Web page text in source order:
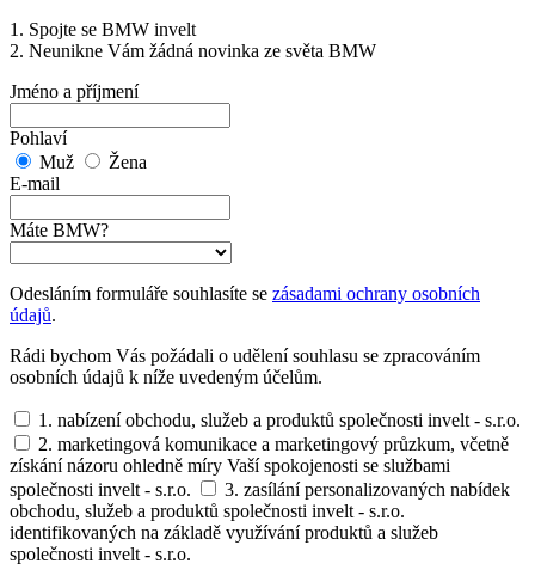
1. Spojte se BMW invelt
2. Neunikne Vám žádná novinka ze světa BMW
Jméno a příjmení
Pohlaví
Muž
Žena
E-mail
Máte BMW?
Odesláním formuláře souhlasíte se zásadami ochrany osobních
údajů.
Rádi bychom Vás požádali o udělení souhlasu se zpracováním
osobních údajů k níže uvedeným účelům.
1. nabízení obchodu, služeb a produktů společnosti invelt - s.r.o.
2. marketingová komunikace a marketingový průzkum, včetně
získání názoru ohledně míry Vaší spokojenosti se službami
společnosti invelt - s.r.o.
3. zasílání personalizovaných nabídek
obchodu, služeb a produktů společnosti invelt - s.r.o.
identifikovaných na základě využívání produktů a služeb
společnosti invelt - s.r.o.